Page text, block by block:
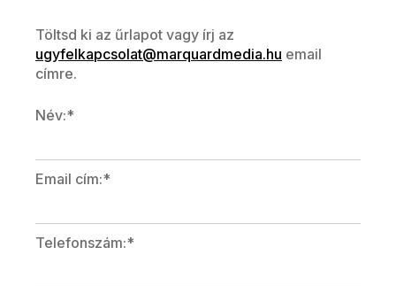
Töltsd ki az űrlapot vagy írj az
ugyfelkapcsolat@marquardmedia.hu email
címre.
Név:*
Email cím:*
Telefonszám:*